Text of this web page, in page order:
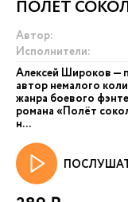
ПОЛЕТ
Автор:
Исполнители:
Алексей Широков —
автор немалого
жанра боевого
романа «Полёт
н...